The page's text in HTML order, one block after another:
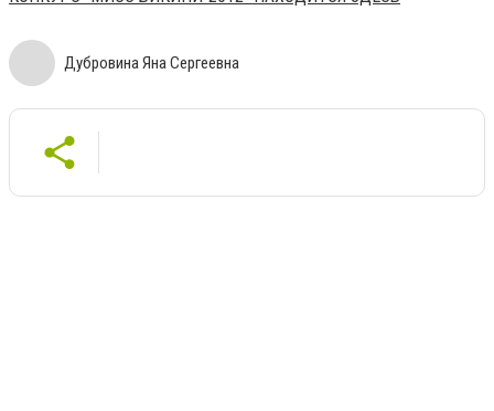
Дубровина Яна Сергеевна